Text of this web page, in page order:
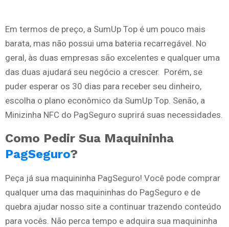
Em termos de preço, a SumUp Top é um pouco mais
barata, mas não possui uma bateria recarregável. No
geral, às duas empresas são excelentes e qualquer uma
das duas ajudará seu negócio a crescer. Porém, se
puder esperar os 30 dias para receber seu dinheiro,
escolha o plano econômico da SumUp Top. Senão, a
Minizinha NFC do PagSeguro suprirá suas necessidades.
Como Pedir Sua Maquininha
PagSeguro?
Peça já sua maquininha PagSeguro! Você pode comprar
qualquer uma das maquininhas do PagSeguro e de
quebra ajudar nosso site a continuar trazendo conteúdo
para vocês. Não perca tempo e adquira sua maquininha